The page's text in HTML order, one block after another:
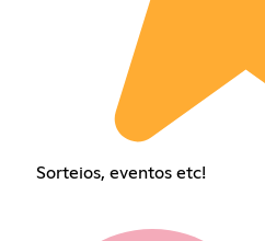
Sorteios, eventos etc!